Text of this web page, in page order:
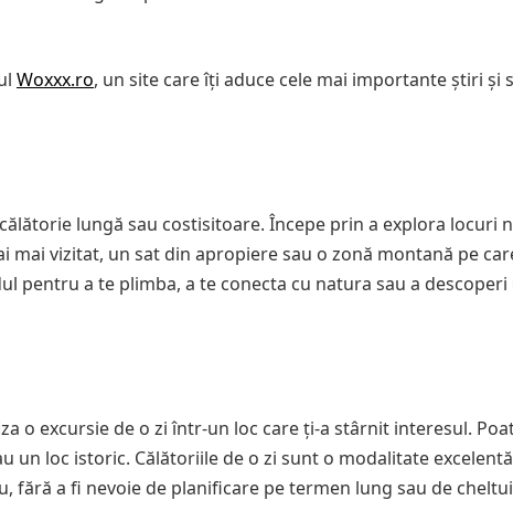
Woxxx.ro, un site care îți aduce cele mai importante știri și
lungă sau costisitoare. Începe prin a explora locuri
mai vizitat, un sat din apropiere sau o zonă montană pe
pentru a te plimba, a te conecta cu natura sau a descoperi
o excursie de o zi într-un loc care ți-a stârnit interesul.
un loc istoric. Călătoriile de o zi sunt o modalitate
fără a fi nevoie de planificare pe termen lung sau de